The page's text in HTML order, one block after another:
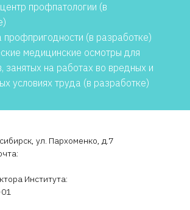
профпатологии (в
профпригодности (в разработке)
медицинские осмотры для
занятых на работах во вредных и
условиях труда (в разработке)
ул. Пархоменко, д.7
Института: